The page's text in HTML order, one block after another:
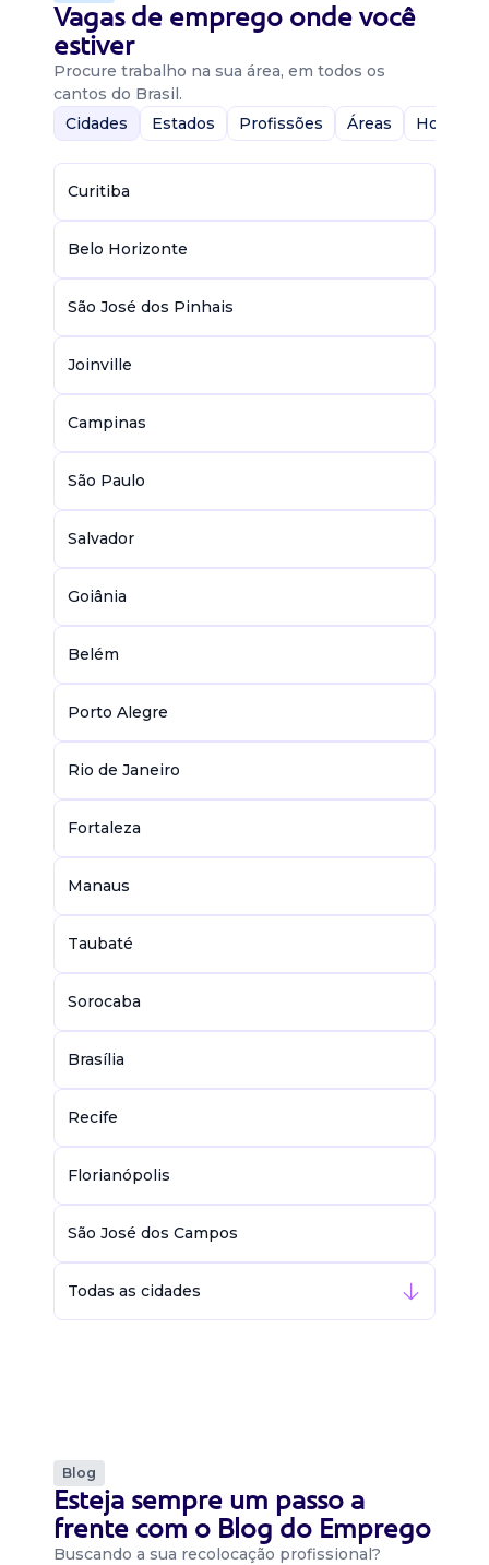
Vagas de emprego onde você
estiver
Procure trabalho na sua área, em todos os
cantos do Brasil.
Cidades
Estados Profissões Áreas Home-
Curitiba
Belo Horizonte
São José dos Pinhais
Joinville
Campinas
São Paulo
Salvador
Goiânia
Belém
Porto Alegre
Rio de Janeiro
Fortaleza
Manaus
Taubaté
Sorocaba
Brasília
Recife
Florianópolis
São José dos Campos
Todas as cidades
Blog
Esteja sempre um passo a
frente com o Blog do Emprego
Buscando a sua recolocação profissional?